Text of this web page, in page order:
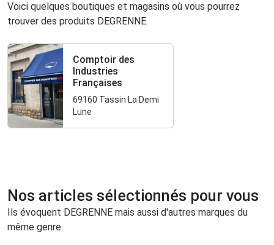
Voici quelques boutiques et magasins où vous pourrez
trouver des produits DEGRENNE.
Comptoir des
Industries
Françaises
69160 Tassin La Demi
Lune
Nos articles sélectionnés pour vous
Ils évoquent DEGRENNE mais aussi d'autres marques du
même genre.